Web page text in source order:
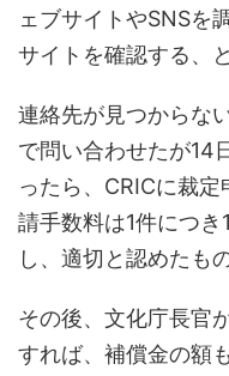
ェブサイトやSNSを
サイトを確認する、
連絡先が見つからな
で問い合わせたが14
ったら、CRICに裁
請手数料は1件につ
し、適切と認めたも
その後、文化庁長官
すれば、補償金の額